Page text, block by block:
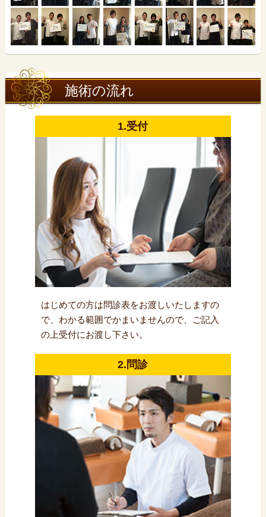
施術の流れ
1.受付
はじめての方は問診表をお渡しいたしますの
で、わかる範囲でかまいませんので、ご記入
の上受付にお渡し下さい。
2.問診